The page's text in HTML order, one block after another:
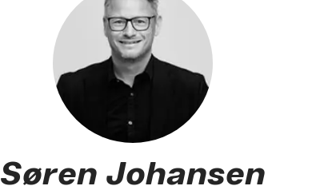
Søren Johansen